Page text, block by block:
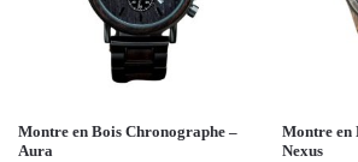
Montre en Bois Chronographe –
Aura
Montre en
Nexus